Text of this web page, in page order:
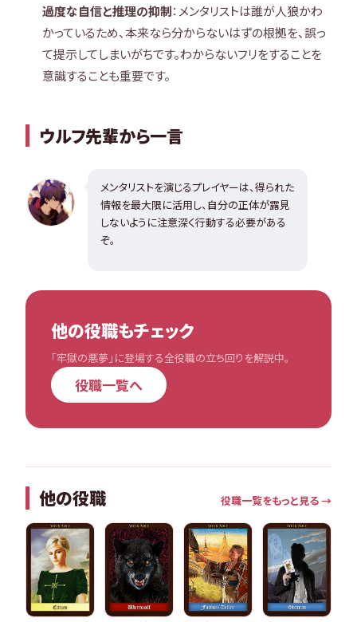
過度な自信と推理の抑制：メンタリストは誰が人狼かわ
かっているため、本来なら分からないはずの根拠を、誤っ
て提示してしまいがちです。わからないフリをすることを
意識することも重要です。
ウルフ先輩から一言
メンタリストを演じるプレイヤーは、得られた
情報を最大限に活用し、自分の正体が露見
しないように注意深く行動する必要がある
ぞ。
他の役職もチェック
「牢獄の悪夢」に登場する全役職の立ち回りを解説中。
役職一覧へ
他の役職 役職一覧をもっと見る →